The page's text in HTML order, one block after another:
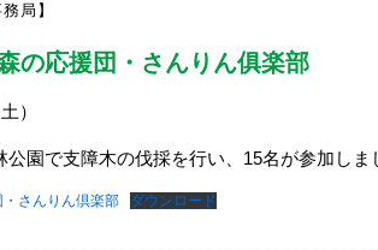
局】
の応援団・さんりん俱楽部
）
公園で支障木の伐採を行い、15名が参加しま
さんりん倶楽部 ダウンロード